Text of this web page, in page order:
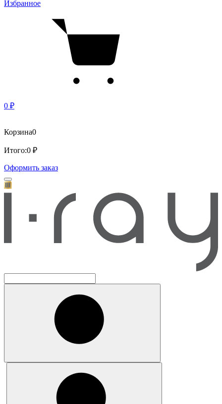
Избранное
0 ₽
Корзина0
Итого:0 ₽
Оформить заказ